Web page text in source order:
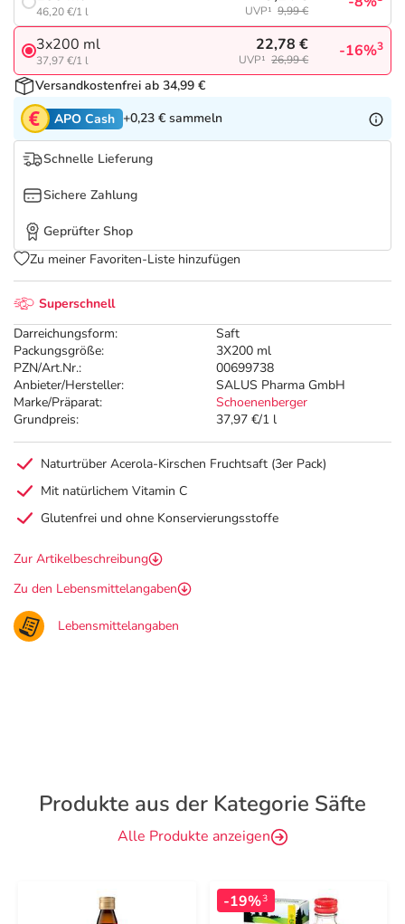
Tierapotheke
Vitamine & Mineralstoffe
Marken
Salus Deals
Superschnell
Darreichungsform:
Saft
Packungsgröße:
3X200 ml
PZN/Art.Nr.:
00699738
Anbieter/Hersteller:
SALUS Pharma GmbH
Marke/Präparat:
Schoenenberger
Grundpreis:
37,97 €/1 l
46,20 €/1 l UVP¹ 9,99 €
3x200 ml
37,97 €/1 l
22,78 €
UVP¹ 26,99 € -16%3
Versandkostenfrei ab 34,99 €
APO Cash +0,23 € sammeln
Schnelle Lieferung
Sichere Zahlung
Geprüfter Shop
Zu meiner Favoriten-Liste hinzufügen
Naturtrüber Acerola-Kirschen Fruchtsaft (3er Pack)
Mit natürlichem Vitamin C
Glutenfrei und ohne Konservierungsstoffe
Zur Artikelbeschreibung
Zu den Lebensmittelangaben
Lebensmittelangaben
Produkte aus der Kategorie Säfte
Alle Produkte anzeigen
-19%3